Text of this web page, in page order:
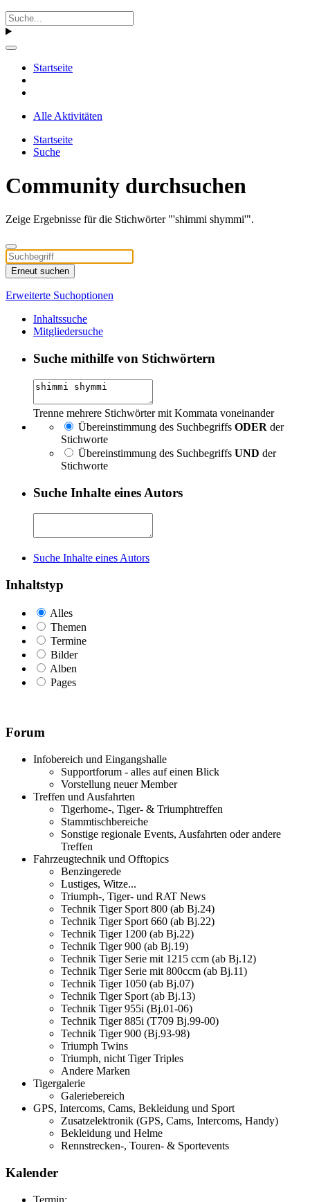
Startseite
Alle Aktivitäten
Startseite
Suche
Community durchsuchen
Zeige Ergebnisse für die Stichwörter "'shimmi shymmi'".
Erneut suchen
Erweiterte Suchoptionen
Inhaltssuche
Mitgliedersuche
Suche mithilfe von Stichwörtern
Trenne mehrere Stichwörter mit Kommata voneinander
Übereinstimmung des Suchbegriffs ODER der
Stichworte
Übereinstimmung des Suchbegriffs UND der
Stichworte
Suche Inhalte eines Autors
Suche Inhalte eines Autors
Inhaltstyp
Alles
Themen
Termine
Bilder
Alben
Pages
Forum
Infobereich und Eingangshalle
Supportforum - alles auf einen Blick
Vorstellung neuer Member
Treffen und Ausfahrten
Tigerhome-, Tiger- & Triumphtreffen
Stammtischbereiche
Sonstige regionale Events, Ausfahrten oder andere
Treffen
Fahrzeugtechnik und Offtopics
Benzingerede
Lustiges, Witze...
Triumph-, Tiger- und RAT News
Technik Tiger Sport 800 (ab Bj.24)
Technik Tiger Sport 660 (ab Bj.22)
Technik Tiger 1200 (ab Bj.22)
Technik Tiger 900 (ab Bj.19)
Technik Tiger Serie mit 1215 ccm (ab Bj.12)
Technik Tiger Serie mit 800ccm (ab Bj.11)
Technik Tiger 1050 (ab Bj.07)
Technik Tiger Sport (ab Bj.13)
Technik Tiger 955i (Bj.01-06)
Technik Tiger 885i (T709 Bj.99-00)
Technik Tiger 900 (Bj.93-98)
Triumph Twins
Triumph, nicht Tiger Triples
Andere Marken
Tigergalerie
Galeriebereich
GPS, Intercoms, Cams, Bekleidung und Sport
Zusatzelektronik (GPS, Cams, Intercoms, Handy)
Bekleidung und Helme
Rennstrecken-, Touren- & Sportevents
Kalender
Termin: